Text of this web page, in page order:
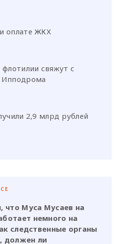
оплате ЖКХ
флотилии свяжут с
Ипподрома
2,9 млрд рублей
что Муса Мусаев на
немного на
следственные органы
должен ли